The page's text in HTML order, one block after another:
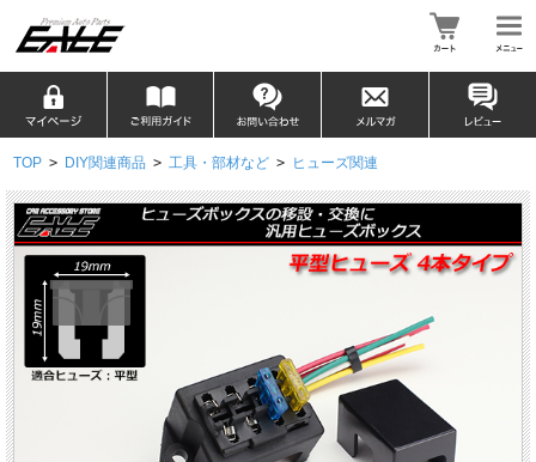
TOP > DIY関連商品 > 工具・部材など > ヒューズ関連